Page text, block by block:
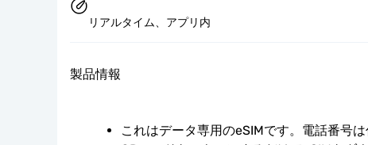
リアルタイム、アプリ内
製品情報
これはデータ専用のeSIMです。電話番号は